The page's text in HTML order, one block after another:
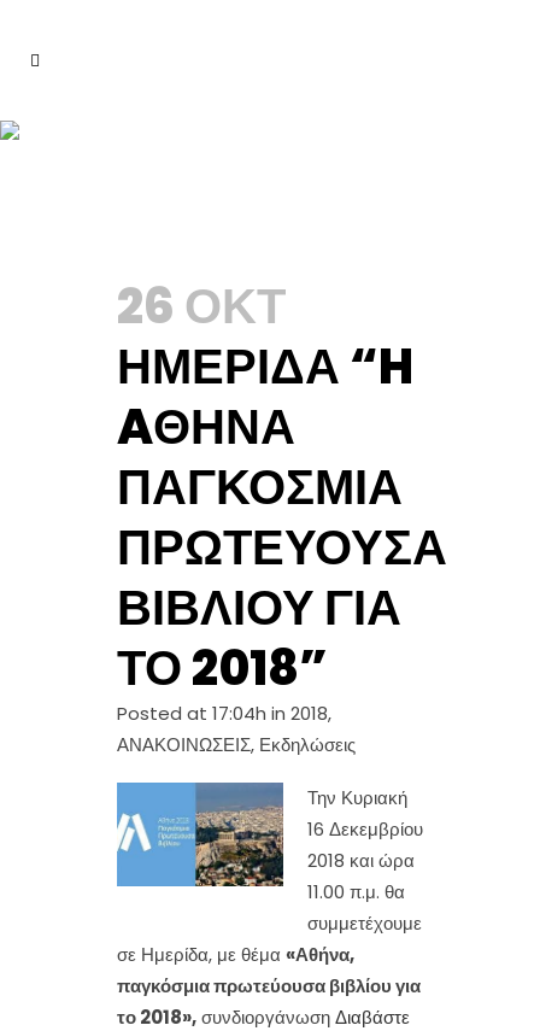
26 ΟΚΤ
ΗΜΕΡΊΔΑ “H
AΘΉΝΑ
ΠΑΓΚΌΣΜΙΑ
ΠΡΩΤΕΎΟΥΣΑ
ΒΙΒΛΊΟΥ ΓΙΑ
ΤΟ 2018”
Posted at 17:04h in 2018,
ΑΝΑΚΟΙΝΩΣΕΙΣ, Εκδηλώσεις
Την Κυριακή
16 Δεκεμβρίου
2018 και ώρα
11.00 π.μ. θα
συμμετέχουμε
σε Ημερίδα, με θέμα «Αθήνα,
παγκόσμια πρωτεύουσα βιβλίου για
το 2018»,συνδιοργάνωσηΔιαβάστε